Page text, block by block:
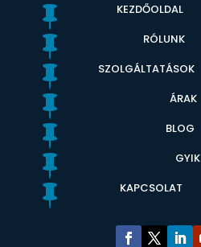
 KEZDŐOLDAL
 RÓLUNK
 SZOLGÁLTATÁSOK
 ÁRAK
 BLOG
 GYIK
 KAPCSOLAT